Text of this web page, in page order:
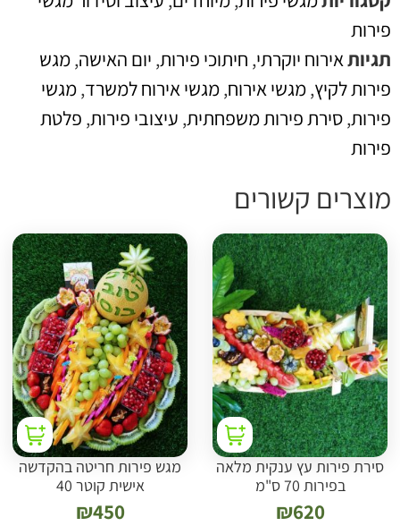
אירוח יוקרתי,חיתוכי פירות,יום האישה,מגש
לקיץ,מגשי אירוח,מגשי אירוח למשרד,מגשי
,סירת פירות משפחתית,עיצובי פירות,פלטת
קשורים
סירת פירות עץ ענקית מלאה
בפירות 70 ס"מ
₪620
מגש פירות חריטה בהקדשה
אישית קוטר 40
₪450